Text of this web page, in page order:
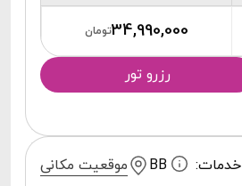
34,990,000تومان
رزرو تور
خدمات: BB موقعیت مکانی